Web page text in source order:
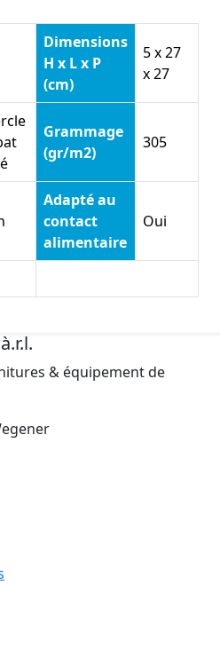
Dimensions
H x L x P
(cm)
5 x 27
x 27
Grammage
(gr/m2)
305
Adapté au
contact
alimentaire
Oui
& équipement de